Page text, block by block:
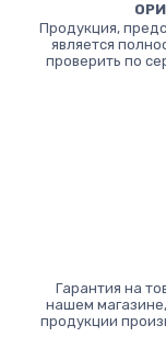
Продукция,
является
проверить по
Гарантия на
нашем
продукции